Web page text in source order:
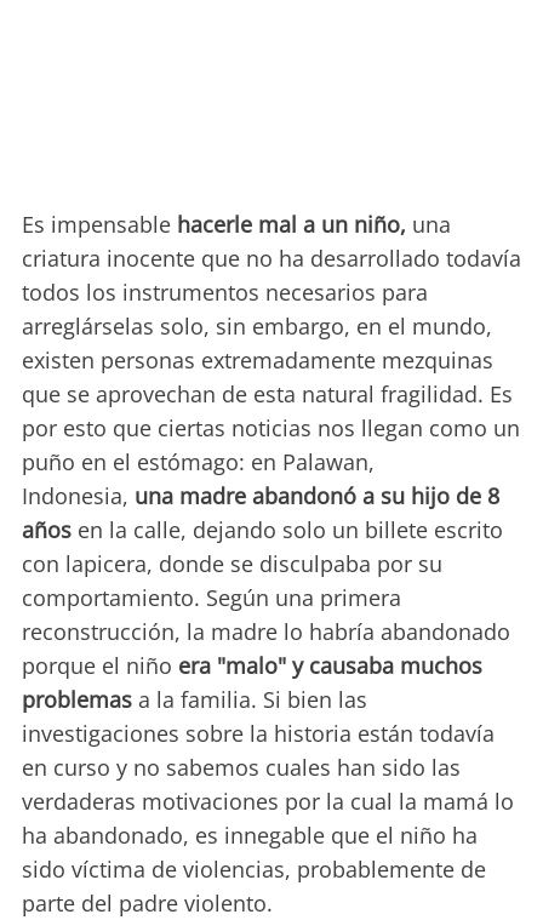
Es impensable hacerle mal a un niño, una
criatura inocente que no ha desarrollado todavía
todos los instrumentos necesarios para
arreglárselas solo, sin embargo, en el mundo,
existen personas extremadamente mezquinas
que se aprovechan de esta natural fragilidad. Es
por esto que ciertas noticias nos llegan como un
puño en el estómago: en Palawan,
Indonesia, una madre abandonó a su hijo de 8
años en la calle, dejando solo un billete escrito
con lapicera, donde se disculpaba por su
comportamiento. Según una primera
reconstrucción, la madre lo habría abandonado
porque el niño era "malo" y causaba muchos
problemas a la familia. Si bien las
investigaciones sobre la historia están todavía
en curso y no sabemos cuales han sido las
verdaderas motivaciones por la cual la mamá lo
ha abandonado, es innegable que el niño ha
sido víctima de violencias, probablemente de
parte del padre violento.